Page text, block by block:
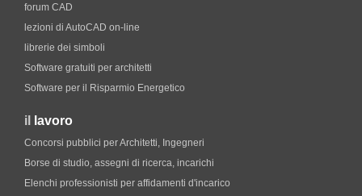
forum CAD
lezioni di AutoCAD on-line
librerie dei simboli
Software gratuiti per architetti
Software per il Risparmio Energetico
il lavoro
Concorsi pubblici per Architetti, Ingegneri
Borse di studio, assegni di ricerca, incarichi
Elenchi professionisti per affidamenti d'incarico